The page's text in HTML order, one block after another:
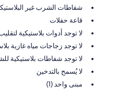
شفاطات الشرب غير
قاعة حفلات
لا توجد أدوات بلاستيكية
لا توجد زجاجات مياه غازية
لا توجد شفاطات بلاستيكية
لا يُسمح بالتدخين
مبنى واحد (1)